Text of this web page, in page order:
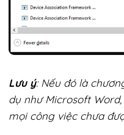
Lưu ý: Nếu đó là
dụ như Microsoft
mọi công việc chưa